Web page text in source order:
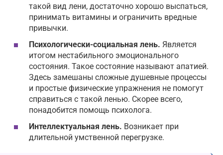
такой вид лени, достаточно хорошо выспаться,
принимать витамины и ограничить вредные
привычки.
Психологически-социальная лень. Является
итогом нестабильного эмоционального
состояния. Такое состояние называют апатией.
Здесь замешаны сложные душевные процессы
и простые физические упражнения не помогут
справиться с такой ленью. Скорее всего,
понадобится помощь психолога.
Интеллектуальная лень. Возникает при
длительной умственной перегрузке.